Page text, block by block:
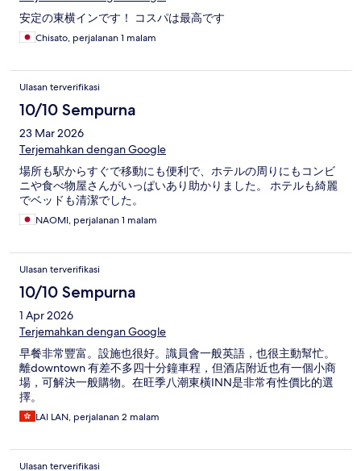
安定の東横インです！ コスパは最高です
Chisato, perjalanan 1 malam
Ulasan terverifikasi
10/10 Sempurna
23 Mar 2026
Terjemahkan dengan Google
場所も駅からすぐで移動にも便利で、ホテルの周りにもコンビ
ニや食べ物屋さんがいっぱいあり助かりました。 ホテルも綺麗
でベッドも清潔でした。
NAOMI, perjalanan 1 malam
Ulasan terverifikasi
10/10 Sempurna
1 Apr 2026
Terjemahkan dengan Google
早餐非常豐富。設施也很好。識員會一般英語，也很主動幫忙。
離downtown 有差不多四十分鐘車程，但酒店附近也有一個小商
場，可解決一般購物。在旺季八潮東橫INN是非常有性價比的選
擇。
LAI LAN, perjalanan 2 malam
Ulasan terverifikasi